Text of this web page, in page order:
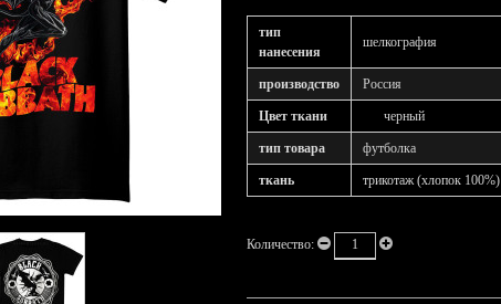
тип
нанесения
шелкография
производство Россия
Цвет ткани черный
тип товара футболка
ткань трикотаж (хлопок 100%)
Количество: